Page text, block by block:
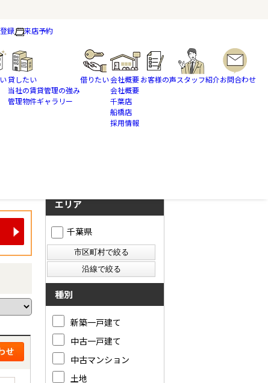
録 来店予約
貸したい
当社の賃貸管理の強み
管理物件ギャラリー
借りたい会社概要
会社概要
千葉店
船橋店
採用情報
お客様の声スタッフ紹介お問合わせ
エリア
千葉県
種別
新築一戸建て
中古一戸建て
中古マンション
土地